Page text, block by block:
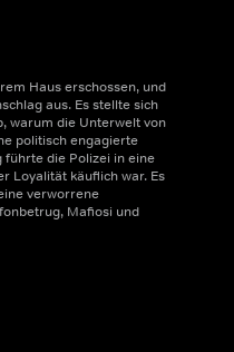
Haus erschossen, und
aus. Es stellte sich
warum die Unterwelt von
politisch engagierte
führte die Polizei in eine
Loyalität käuflich war. Es
verworrene
Mafiosi und